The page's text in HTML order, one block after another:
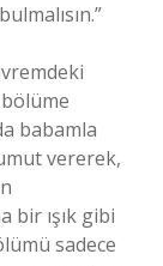
babamla
vererek,
bir ışık gibi
sadece